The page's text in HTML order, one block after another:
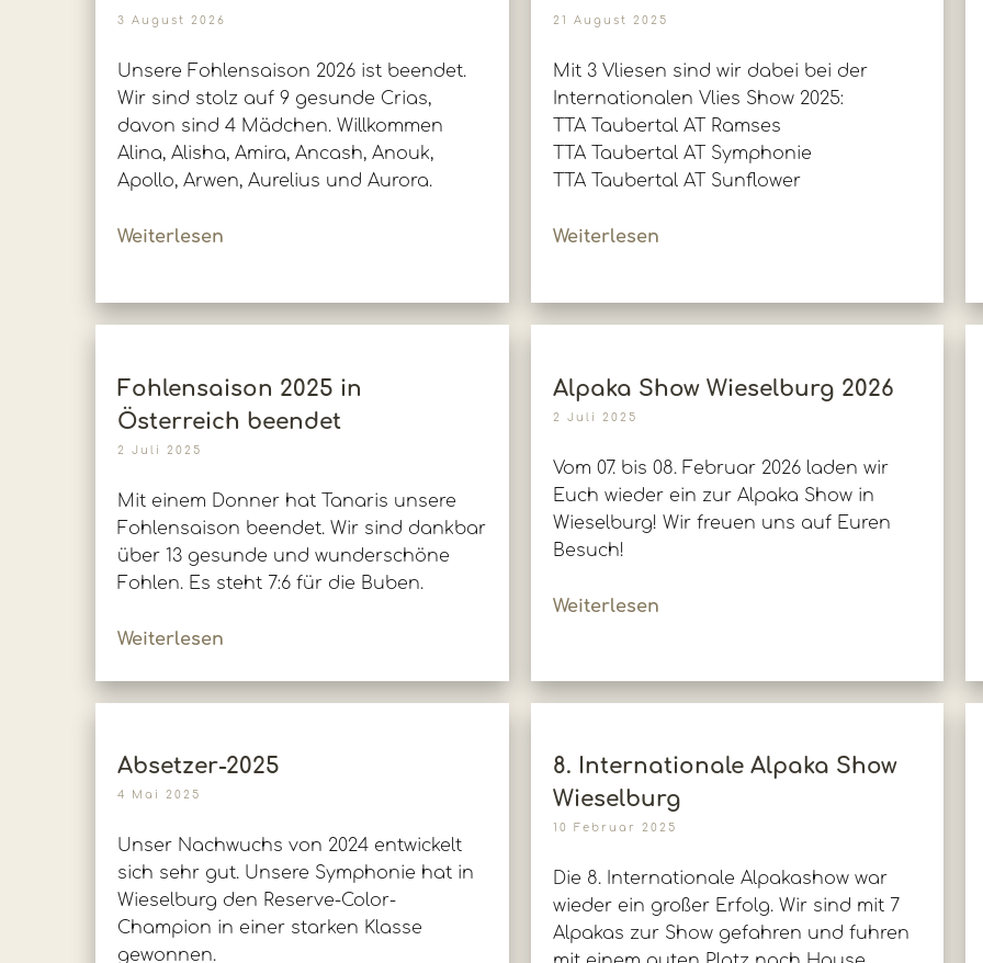
3 August 2026
Unsere Fohlensaison 2026 ist beendet.
Wir sind stolz auf 9 gesunde Crias,
davon sind 4 Mädchen. Willkommen
Alina, Alisha, Amira, Ancash, Anouk,
Apollo, Arwen, Aurelius und Aurora.
Weiterlesen
21 August 2025
Mit 3 Vliesen sind wir dabei bei der
Internationalen Vlies Show 2025:
TTA Taubertal AT Ramses
TTA Taubertal AT Symphonie
TTA Taubertal AT Sunflower
Weiterlesen
Fohlensaison 2025 in
Österreich beendet
2 Juli 2025
Mit einem Donner hat Tanaris unsere
Fohlensaison beendet. Wir sind dankbar
über 13 gesunde und wunderschöne
Fohlen. Es steht 7:6 für die Buben.
Weiterlesen
Alpaka Show Wieselburg 2026
2 Juli 2025
Vom 07. bis 08. Februar 2026 laden wir
Euch wieder ein zur Alpaka Show in
Wieselburg! Wir freuen uns auf Euren
Besuch!
Weiterlesen
Absetzer-2025
4 Mai 2025
Unser Nachwuchs von 2024 entwickelt
sich sehr gut. Unsere Symphonie hat in
Wieselburg den Reserve-Color-
Champion in einer starken Klasse
gewonnen.
8. Internationale Alpaka Show
Wieselburg
10 Februar 2025
Die 8. Internationale Alpakashow war
wieder ein großer Erfolg. Wir sind mit 7
Alpakas zur Show gefahren und fuhren